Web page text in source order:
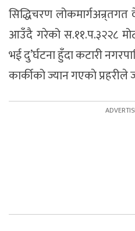
सिद्धिचरण लोकमार्गअन्र्तगत
आउँदै गरेको स.११.प.३२२८
भई दु’र्घटना हुँदा कटारी
कार्कीको ज्यान गएकाे